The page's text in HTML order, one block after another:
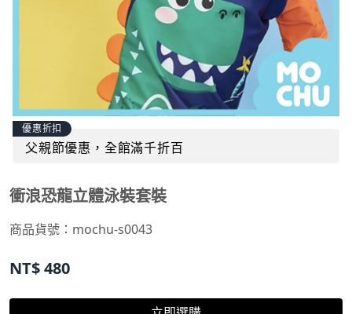
優惠折扣
父親節優惠，全館滿千折百
衝浪恐龍立體泳裝套裝
商品貨號： mochu-s0043
NT$480